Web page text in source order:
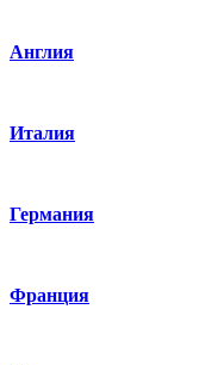
Англия
Италия
Германия
Франция